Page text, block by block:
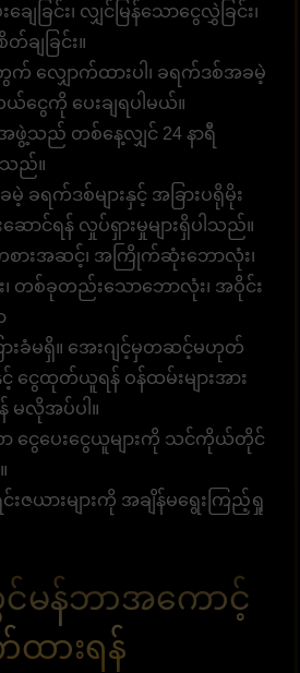
ေခြင်း၊ လျှင်မြန်သောငွေလွှဲခြင်း၊
ချခြင်း။
လျှောက်ထားပါ၊ ခရက်ဒစ်အခမဲ့
ငွေကို ပေးချရပါမယ်။
ဖွဲ့သည် တစ်နေ့လျှင် 24 နာရီ
သည်။
မဲ့ ခရက်ဒစ်များနှင့် အခြားပရိုမိုး
ဆောင်ရန် လှုပ်ရှားမှုများရှိပါသည်။
စားအဆင့်၊ အကြိုက်ဆုံးဘောလုံး၊
တစ်ခုတည်းသောဘောလုံး၊ အဝိုင်း
ခံမရှိ။ အေးဂျင့်မှတဆင့်မဟုတ်
နှင့် ငွေထုတ်ယူရန် ဝန်ထမ်းများအား
မလိုအပ်ပါ။
သော ငွေပေးငွေယူများကို သင်ကိုယ်တိုင်
းဇယားများကို အချိန်မရွေးကြည့်ရှု
င်မန်ဘာအကောင့်
ားရန်